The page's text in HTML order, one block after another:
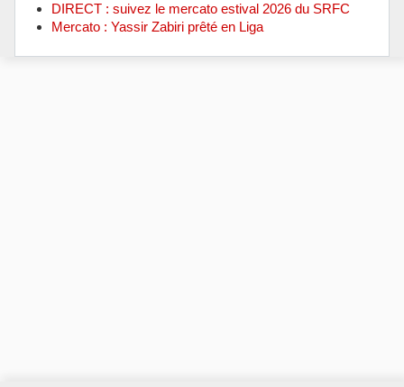
DIRECT : suivez le mercato estival 2026 du SRFC
Mercato : Yassir Zabiri prêté en Liga